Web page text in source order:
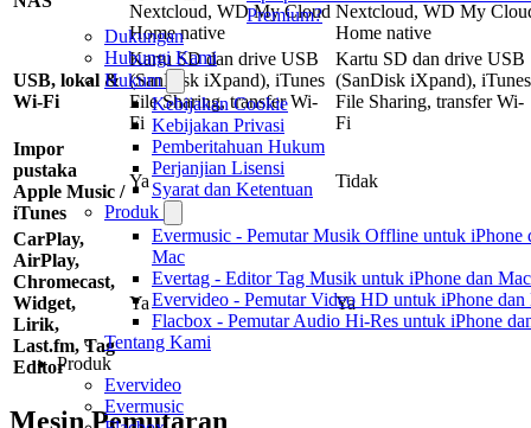
Premium?
Dukungan
Hubungi Kami
Hukum
Kebijakan Cookie
Kebijakan Privasi
Pemberitahuan Hukum
Perjanjian Lisensi
Syarat dan Ketentuan
Produk
Evermusic - Pemutar Musik Offline untuk iPhone
Mac
Evertag - Editor Tag Musik untuk iPhone dan Mac
Evervideo - Pemutar Video HD untuk iPhone dan
Flacbox - Pemutar Audio Hi-Res untuk iPhone
Tentang Kami
Produk
Evervideo
Evermusic
Nextcloud, WD My Cloud
Home native
Nextcloud, WD My
Home native
USB, lokal &
Wi-Fi
Kartu SD dan drive USB
(SanDisk iXpand), iTunes
File Sharing, transfer Wi-
Fi
Kartu SD dan drive USB
(SanDisk iXpand), iTunes
File Sharing, transfer Wi-
Fi
Impor
pustaka
Apple Music /
iTunes
Ya Tidak
CarPlay,
AirPlay,
Chromecast,
Widget,
Lirik,
Last.fm, Tag
Editor
Ya Ya
Mesin Pemutaran